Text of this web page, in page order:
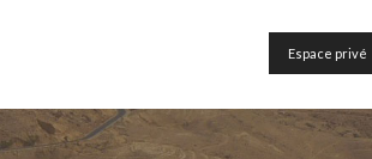
Espace privé